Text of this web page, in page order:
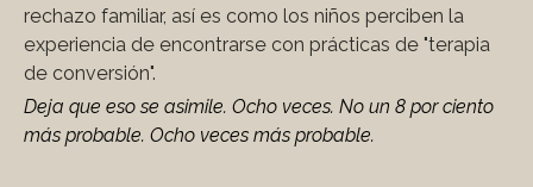
rechazo familiar, así es como los niños perciben la
experiencia de encontrarse con prácticas de "terapia
de conversión".
Deja que eso se asimile. Ocho veces. No un 8 por ciento
más probable. Ocho veces más probable.